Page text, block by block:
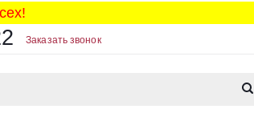
Заказать звонок